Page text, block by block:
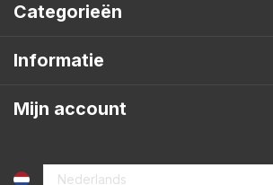
Categorieën
Informatie
Mijn account